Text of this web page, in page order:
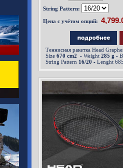
String Pattern:
Цена с учётом опций:
Теннисная ракетка Head
Size 670 cm2 - Weight 285 g -
String Pattern 16/20 -Lenght